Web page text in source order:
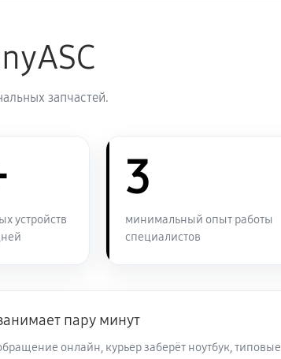
60 минут
60 минут
120 минут
80 минут
40 минут
запчастей.
устройств
3
минимальный опыт работы
специалистов
пару минут
онлайн, курьер заберёт ноутбук, типовые